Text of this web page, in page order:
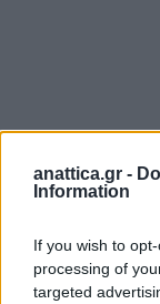
anattica.gr -
Information
If you wish to
processing of
targeted